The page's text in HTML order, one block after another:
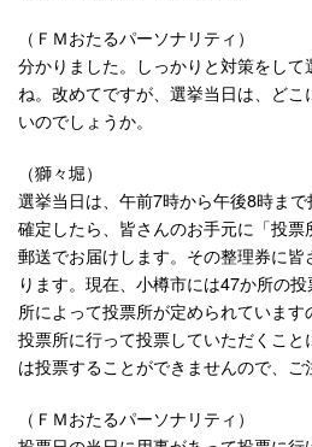
（ＦＭおたるパーソナリティ）
分かりました。しっかりと対策をし
ね。改めてですが、選挙当日は、どこ
いのでしょうか。
（獅々堀）
選挙当日は、午前7時から午後8時ま
確定したら、皆さんのお手元に「投
郵送でお届けします。その整理券に
ります。現在、小樽市には47か所の
所によって投票所が定められていま
投票所に行って投票していただくこ
は投票することができませんので、ご
（ＦＭおたるパーソナリティ）